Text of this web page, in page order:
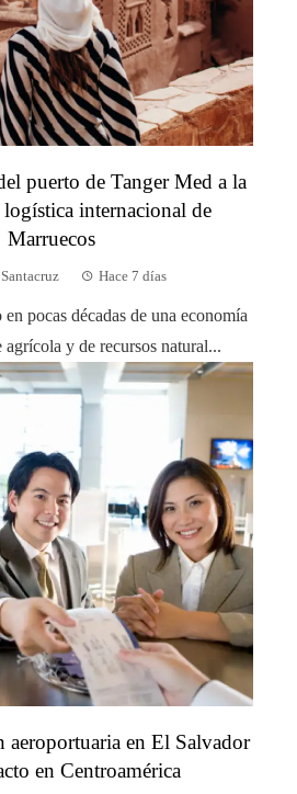
puerto de Tanger Med a la
internacional de
Marruecos
Hace 7 días
pocas décadas de una economía
agrícola y de recursos natural...
aeroportuaria en El Salvador
en Centroamérica